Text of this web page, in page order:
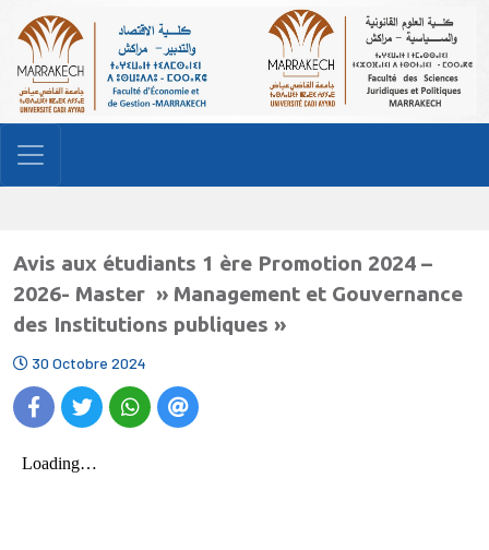
Avis aux étudiants 1 ère Promotion 2024 –
2026- Master » Management et Gouvernance
des Institutions publiques »
30 Octobre 2024